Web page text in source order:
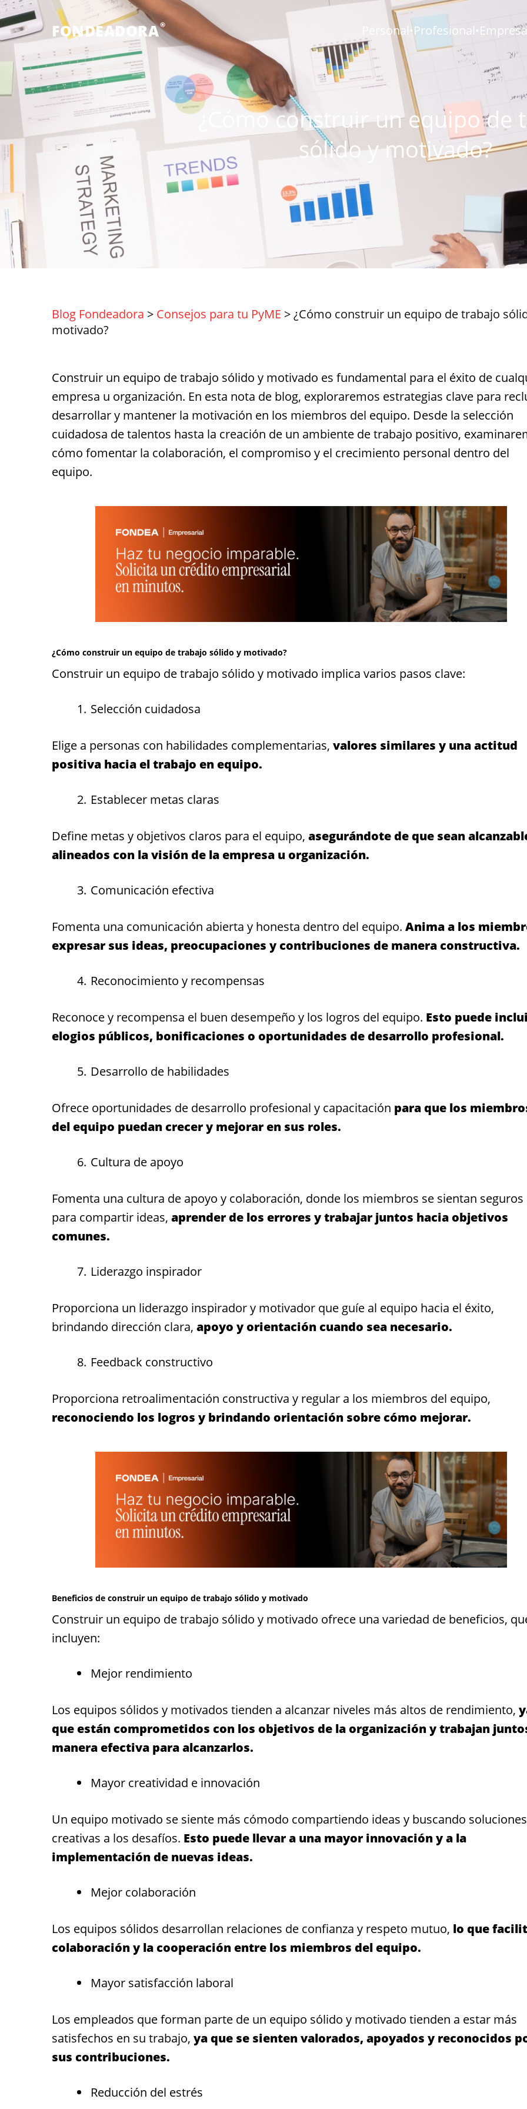
FONDEADORA® Personal•Profesional•
¿Cómo construir un equipo de
sólido y motivado?
Blog Fondeadora > Consejos para tu PyME >¿Cómo construir un equipo de trabajo
motivado?
Construir un equipo de trabajo sólido y motivado es fundamental para el éxito de
empresa u organización. En esta nota de blog, exploraremos estrategias clave para
desarrollar y mantener la motivación en los miembros del equipo. Desde la selección
cuidadosa de talentos hasta la creación de un ambiente de trabajo positivo,
cómo fomentar la colaboración, el compromiso y el crecimiento personal dentro del
equipo.
¿Cómo construir un equipo de trabajo sólido y motivado?
Construir un equipo de trabajo sólido y motivado implica varios pasos clave:
Selección cuidadosa
Elige a personas con habilidades complementarias, valores similares y una actitud
positiva hacia el trabajo en equipo.
Establecer metas claras
Define metas y objetivos claros para el equipo, asegurándote de que sean
alineados con la visión de la empresa u organización.
Comunicación efectiva
Fomenta una comunicación abierta y honesta dentro del equipo. Anima a los
expresar sus ideas, preocupaciones y contribuciones de manera constructiva.
Reconocimiento y recompensas
Reconoce y recompensa el buen desempeño y los logros del equipo. Esto puede
elogios públicos, bonificaciones o oportunidades de desarrollo profesional.
Desarrollo de habilidades
Ofrece oportunidades de desarrollo profesional y capacitación para que los
del equipo puedan crecer y mejorar en sus roles.
Cultura de apoyo
Fomenta una cultura de apoyo y colaboración, donde los miembros se sientan seguros
para compartir ideas, aprender de los errores y trabajar juntos hacia objetivos
comunes.
Liderazgo inspirador
Proporciona un liderazgo inspirador y motivador que guíe al equipo hacia el éxito,
brindando dirección clara, apoyo y orientación cuando sea necesario.
Feedback constructivo
Proporciona retroalimentación constructiva y regular a los miembros del equipo,
reconociendo los logros y brindando orientación sobre cómo mejorar.
Beneficios de construir un equipo de trabajo sólido y motivado
Construir un equipo de trabajo sólido y motivado ofrece una variedad de beneficios,
incluyen:
Mejor rendimiento
Los equipos sólidos y motivados tienden a alcanzar niveles más altos de rendimiento,
que están comprometidos con los objetivos de la organización y trabajan
manera efectiva para alcanzarlos.
Mayor creatividad e innovación
Un equipo motivado se siente más cómodo compartiendo ideas y buscando soluciones
creativas a los desafíos. Esto puede llevar a una mayor innovación y a la
implementación de nuevas ideas.
Mejor colaboración
Los equipos sólidos desarrollan relaciones de confianza y respeto mutuo, lo que
colaboración y la cooperación entre los miembros del equipo.
Mayor satisfacción laboral
Los empleados que forman parte de un equipo sólido y motivado tienden a estar más
satisfechos en su trabajo, ya que se sienten valorados, apoyados y reconocidos
sus contribuciones.
Reducción del estrés